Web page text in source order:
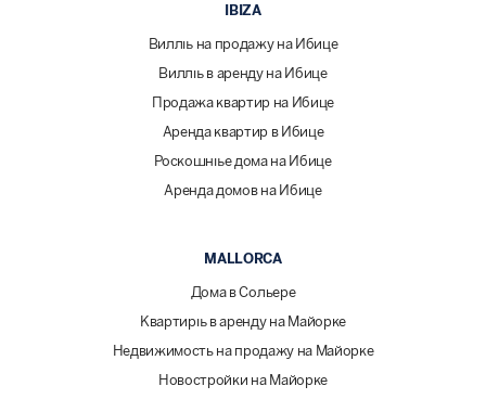
IBIZA
Виллы на продажу на Ибице
Виллы в аренду на Ибице
Продажа квартир на Ибице
Аренда квартир в Ибице
Роскошные дома на Ибице
Аренда домов на Ибице
MALLORCA
Дома в Сольере
Квартиры в аренду на Майорке
Недвижимость на продажу на Майорке
Новостройки на Майорке